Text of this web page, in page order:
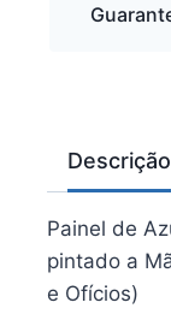
Descrição
Painel de
pintado a
e Ofícios)